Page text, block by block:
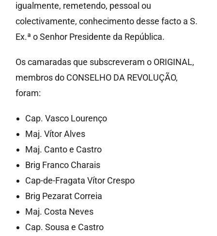
igualmente, remetendo, pessoal ou
colectivamente, conhecimento desse facto a S.
Ex.ª o Senhor Presidente da República.
Os camaradas que subscreveram o ORIGINAL,
membros do CONSELHO DA REVOLUÇÃO,
foram:
Cap. Vasco Lourenço
Maj. Vítor Alves
Maj. Canto e Castro
Brig Franco Charais
Cap-de-Fragata Vítor Crespo
Brig Pezarat Correia
Maj. Costa Neves
Cap. Sousa e Castro